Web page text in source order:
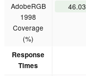
AdobeRGB
1998
Coverage
(%)
46.03
Response
Times